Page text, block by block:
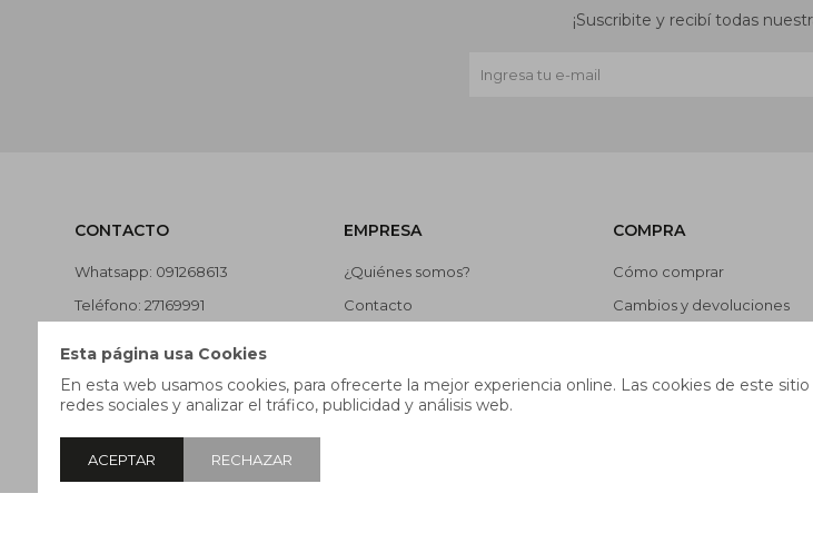
Esta página usa Cookies
En esta web usamos cookies, para ofrecerte la mejor experiencia online. Las cookies de este
redes sociales y analizar el tráfico, publicidad y análisis web.
ACEPTAR RECHAZAR
CONTACTO
Whatsapp: 091268613
Teléfono: 27169991
de 14:00 a 17:45, viernes de 9:30
a 13:00 y de 14:00 a 17:45.
EMPRESA
¿Quiénes somos?
Contacto
Trabaja con nosotros
COMPRA
Cómo comprar
Cambios y devoluciones
¡Suscribite y recibí todas